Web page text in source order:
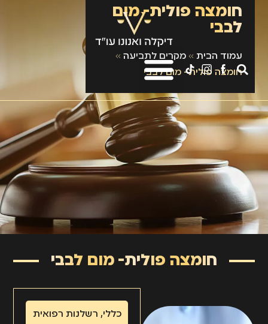
חומצה פולית- מום
לבבי
עמוד הבית» מקרים לתביעה»
חומצה פולית- מום לבבי
חומצה פולית- מום לבבי
כללי, רשלנות רפואית